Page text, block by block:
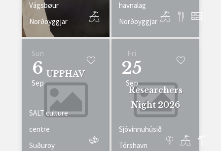
Vágsbøur
Norðoyggjar
havnalag
Norðoyggjar
Sun
6
Sep
UPPHAV
SALT culture
centre
Suðuroy
Frí
25
Sep
Researchers
Night 2026
Sjóvinnuhúsið
Tórshavn